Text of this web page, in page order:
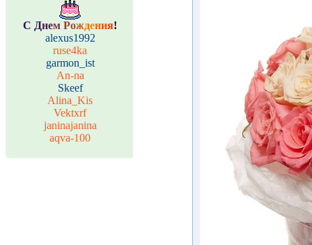
С Днем Рождения!
alexus1992
ruse4ka
garmon_ist
An-na
Skeef
Alina_Kis
Vektxrf
janinajanina
aqva-100